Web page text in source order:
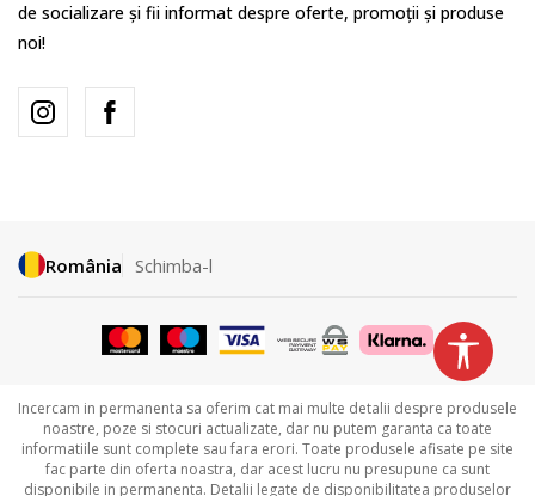
de socializare și fii informat despre oferte, promoții și produse
noi!
România Schimba-l
Incercam in permanenta sa oferim cat mai multe detalii despre produsele
noastre, poze si stocuri actualizate, dar nu putem garanta ca toate
informatiile sunt complete sau fara erori. Toate produsele afisate pe site
fac parte din oferta noastra, dar acest lucru nu presupune ca sunt
disponibile in permanenta. Detalii legate de disponibilitatea produselor